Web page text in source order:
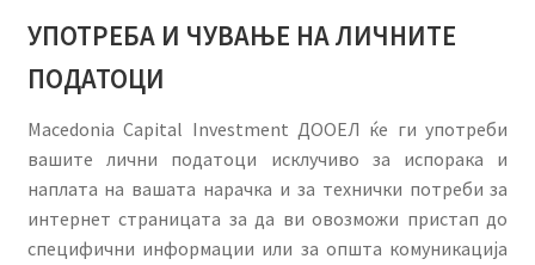
УПОТРЕБА И ЧУВАЊЕ НА ЛИЧНИТЕ
ПОДАТОЦИ
Macedonia Capital Investment ДООЕЛ ќе ги употреби
вашите лични податоци исклучиво за испорака и
наплата на вашата нарачка и за технички потреби за
интернет страницата за да ви овозможи пристап до
специфични информации или за општа комуникација